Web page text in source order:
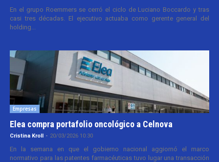
En el grupo Roemmers se cerró el ciclo de Luciano Boccardo y tras
casi tres décadas. El ejecutivo actuaba como gerente general del
holding...
Empresas
Elea compra portafolio oncológico a Celnova
Cristina Kroll - 20/03/2026 10:30
En la semana en que el gobierno nacional aggiornó el marco
normativo para las patentes farmacéuticas tuvo lugar una transacción